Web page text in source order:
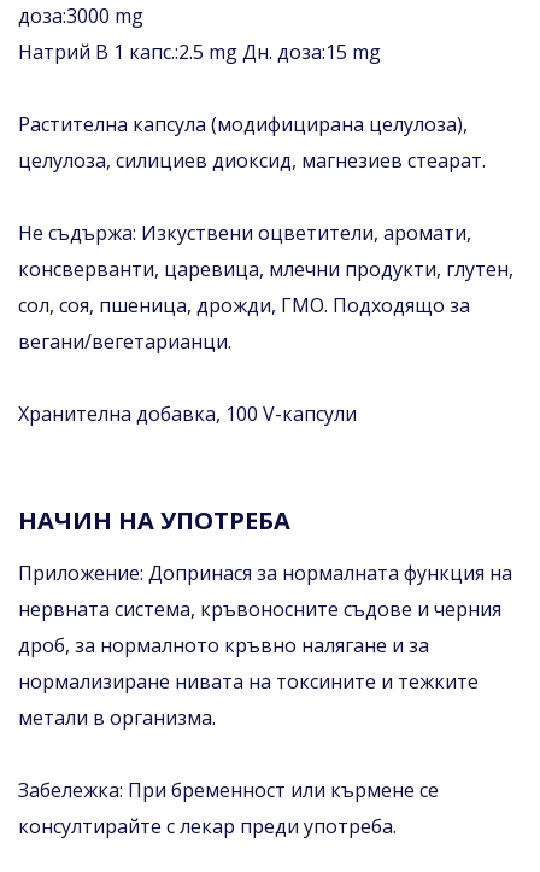
доза:3000 mg
Натрий В 1 капс.:2.5 mg Дн. доза:15 mg
Растителна капсула (модифицирана целулоза),
целулоза, силициев диоксид, магнезиев стеарат.
Не съдържа: Изкуствени оцветители, аромати,
консверванти, царевица, млечни продукти, глутен,
сол, соя, пшеница, дрожди, ГМО. Подходящо за
вегани/вегетарианци.
Хранителна добавка, 100 V-капсули
НАЧИН НА УПОТРЕБА
Приложение: Допринася за нормалната функция на
нервната система, кръвоносните съдове и черния
дроб, за нормалното кръвно налягане и за
нормализиране нивата на токсините и тежките
метали в организма.
Забележка: При бременност или кърмене се
консултирайте с лекар преди употреба.